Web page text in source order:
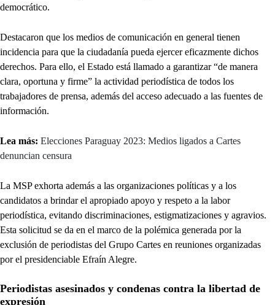
democrático.
Destacaron que los medios de comunicación en general tienen
incidencia para que la ciudadanía pueda ejercer eficazmente dichos
derechos. Para ello, el Estado está llamado a garantizar “de manera
clara, oportuna y firme” la actividad periodística de todos los
trabajadores de prensa, además del acceso adecuado a las fuentes de
información.
Lea más: Elecciones Paraguay 2023: Medios ligados a Cartes
denuncian censura
La MSP exhorta además a las organizaciones políticas y a los
candidatos a brindar el apropiado apoyo y respeto a la labor
periodística, evitando discriminaciones, estigmatizaciones y agravios.
Esta solicitud se da en el marco de la polémica generada por la
exclusión de periodistas del Grupo Cartes en reuniones organizadas
por el presidenciable Efraín Alegre.
Periodistas asesinados y condenas contra la libertad de
expresión